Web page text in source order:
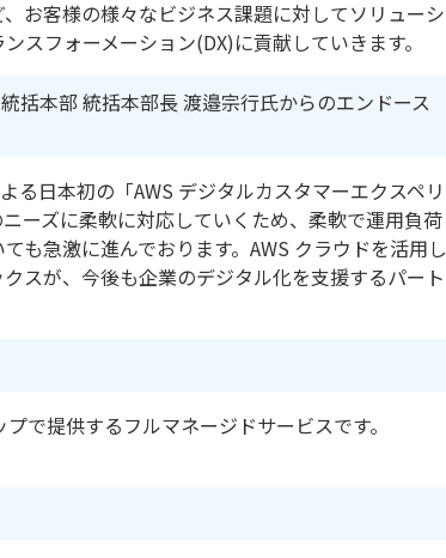
お客様の様々なビジネス課題に対してソリューシ
スフォーメーション(DX)に貢献していきます。
括本部 統括本部長 渡邉宗行氏からのエンドース
る日本初の「AWS デジタルカスタマーエクスペリ
ーズに柔軟に対応していくため、柔軟で運用負荷
も急激に進んでおります。AWS クラウドを活用し
スが、今後も企業のデジタル化を支援するパート
で提供するフルマネージドサービスです。